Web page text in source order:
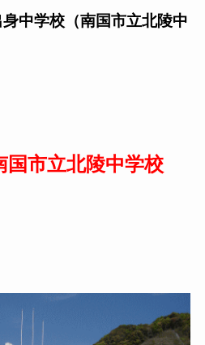
中学校（南国市立北陵中
国市立北陵中学校